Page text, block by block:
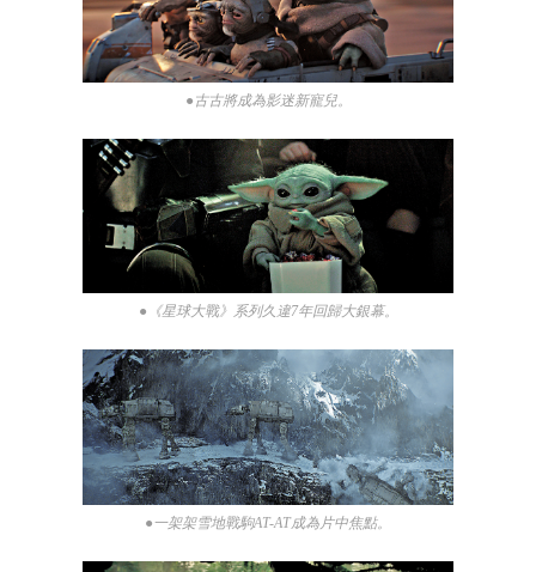
●古古將成為影迷新寵兒。
●《星球大戰》系列久違7年回歸大銀幕。
●一架架雪地戰駒AT-AT成為片中焦點。